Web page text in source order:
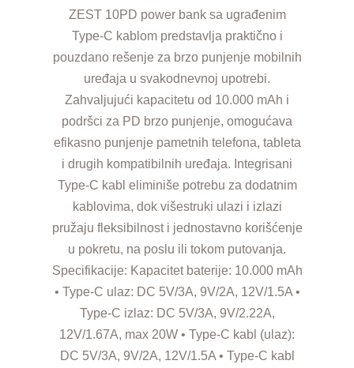
ZEST 10PD power bank sa ugrađenim
Type-C kablom predstavlja praktično i
pouzdano rešenje za brzo punjenje mobilnih
uređaja u svakodnevnoj upotrebi.
Zahvaljujući kapacitetu od 10.000 mAh i
podršci za PD brzo punjenje, omogućava
efikasno punjenje pametnih telefona, tableta
i drugih kompatibilnih uređaja. Integrisani
Type-C kabl eliminiše potrebu za dodatnim
kablovima, dok višestruki ulazi i izlazi
pružaju fleksibilnost i jednostavno korišćenje
u pokretu, na poslu ili tokom putovanja.
Specifikacije: Kapacitet baterije: 10.000 mAh
• Type-C ulaz: DC 5V/3A, 9V/2A, 12V/1.5A •
Type-C izlaz: DC 5V/3A, 9V/2.22A,
12V/1.67A, max 20W • Type-C kabl (ulaz):
DC 5V/3A, 9V/2A, 12V/1.5A • Type-C kabl